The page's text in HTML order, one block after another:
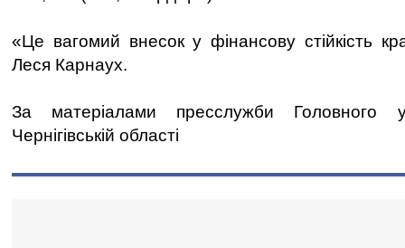
«Це вагомий внесок у фінансову стійкість
Леся Карнаух.
За матеріалами пресслужби Головного
Чернігівській області